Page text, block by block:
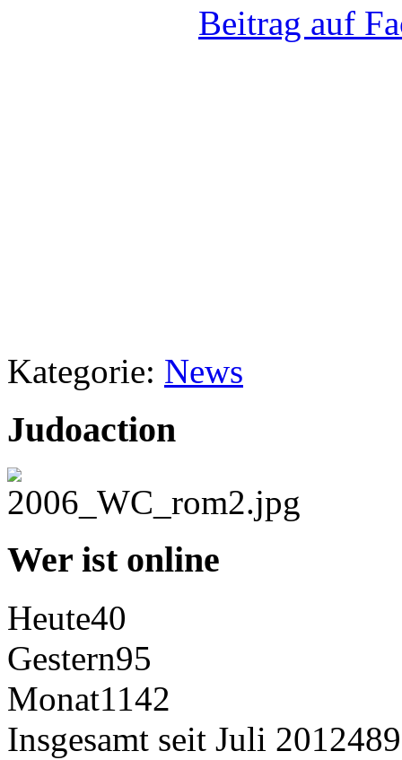
Beitrag auf
Kategorie: News
Judoaction
Wer ist online
Heute40
Gestern95
Monat1142
Insgesamt seit Juli 2012